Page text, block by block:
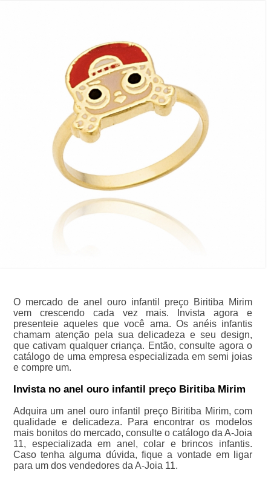
O mercado de anel ouro infantil preço Biritiba Mirim
vem crescendo cada vez mais. Invista agora e
presenteie aqueles que você ama. Os anéis infantis
chamam atenção pela sua delicadeza e seu design,
que cativam qualquer criança. Então, consulte agora o
catálogo de uma empresa especializada em semi joias
e compre um.
Invista no anel ouro infantil preço Biritiba Mirim
Adquira um anel ouro infantil preço Biritiba Mirim, com
qualidade e delicadeza. Para encontrar os modelos
mais bonitos do mercado, consulte o catálogo da A-Joia
11, especializada em anel, colar e brincos infantis.
Caso tenha alguma dúvida, fique a vontade em ligar
para um dos vendedores da A-Joia 11.